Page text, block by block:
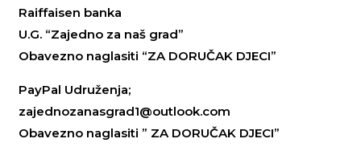
Raiffaisen banka
U.G. “Zajedno za naš grad”
Obavezno naglasiti “ZA DORUČAK DJECI”
PayPal Udruženja;
zajednozanasgrad1@outlook.com
Obavezno naglasiti ” ZA DORUČAK DJECI”